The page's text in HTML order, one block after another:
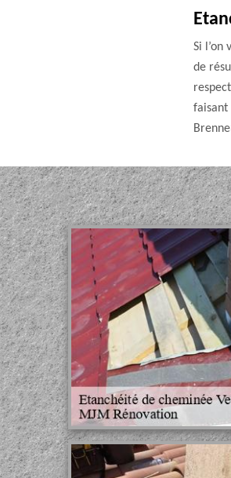
Si
de
faisant